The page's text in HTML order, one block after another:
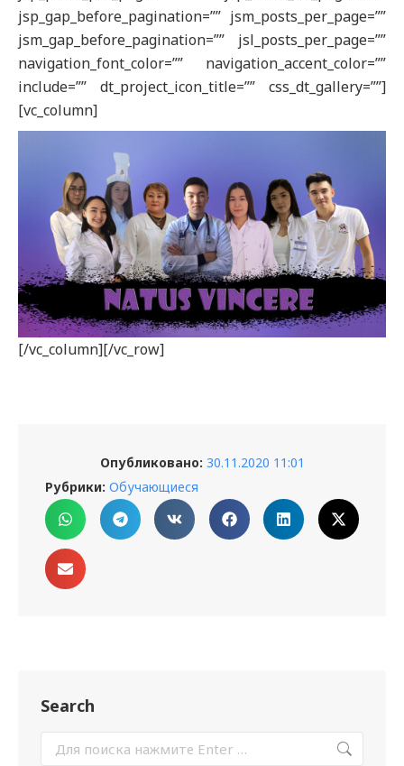
jsp_gap_before_pagination=”” jsm_posts_per_page=””
jsm_gap_before_pagination=”” jsl_posts_per_page=””
navigation_font_color=”” navigation_accent_color=””
include=”” dt_project_icon_title=”” css_dt_gallery=””]
[vc_column]
[/vc_column][/vc_row]
Опубликовано: 30.11.2020 11:01
Рубрики: Обучающиеся
Search